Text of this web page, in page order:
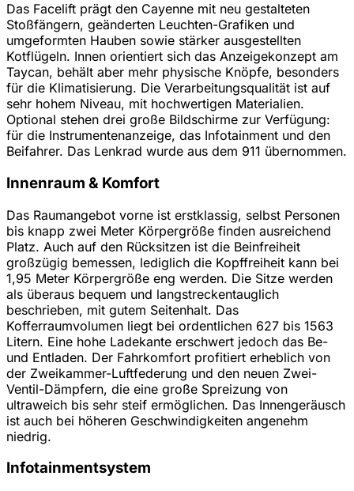
Das Facelift prägt den Cayenne mit neu gestalteten
Stoßfängern, geänderten Leuchten-Grafiken und
umgeformten Hauben sowie stärker ausgestellten
Kotflügeln. Innen orientiert sich das Anzeigekonzept am
Taycan, behält aber mehr physische Knöpfe, besonders
für die Klimatisierung. Die Verarbeitungsqualität ist auf
sehr hohem Niveau, mit hochwertigen Materialien.
Optional stehen drei große Bildschirme zur Verfügung:
für die Instrumentenanzeige, das Infotainment und den
Beifahrer. Das Lenkrad wurde aus dem 911 übernommen.
Innenraum & Komfort
Das Raumangebot vorne ist erstklassig, selbst Personen
bis knapp zwei Meter Körpergröße finden ausreichend
Platz. Auch auf den Rücksitzen ist die Beinfreiheit
großzügig bemessen, lediglich die Kopffreiheit kann bei
1,95 Meter Körpergröße eng werden. Die Sitze werden
als überaus bequem und langstreckentauglich
beschrieben, mit gutem Seitenhalt. Das
Kofferraumvolumen liegt bei ordentlichen 627 bis 1563
Litern. Eine hohe Ladekante erschwert jedoch das Be-
und Entladen. Der Fahrkomfort profitiert erheblich von
der Zweikammer-Luftfederung und den neuen Zwei-
Ventil-Dämpfern, die eine große Spreizung von
ultraweich bis sehr steif ermöglichen. Das Innengeräusch
ist auch bei höheren Geschwindigkeiten angenehm
niedrig.
Infotainmentsystem